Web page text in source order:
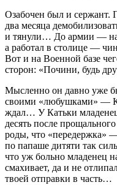
Озабочен был и сержант.
два месяца
и тянули… До армии —
а работал в столице —
Вот и на Военной базе
сторон: «Почини, будь
Мысленно он давно уже
своими «любушками» —
ждал… У Катьки
десять после
роды, что «передержка»
по папаше дитяти так
что уж больно младенец
смахивает, да и не
твоей отправки в часть…